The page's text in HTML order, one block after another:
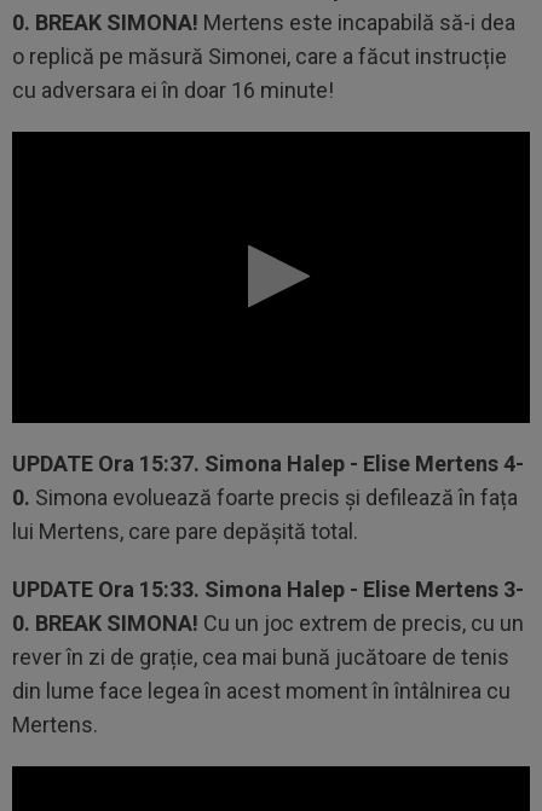
0. BREAK SIMONA! Mertens este incapabilă să-i dea
o replică pe măsură Simonei, care a făcut instrucție
cu adversara ei în doar 16 minute!
UPDATE Ora 15:37. Simona Halep - Elise Mertens 4-
0. Simona evoluează foarte precis și defilează în fața
lui Mertens, care pare depășită total.
UPDATE Ora 15:33. Simona Halep - Elise Mertens 3-
0. BREAK SIMONA! Cu un joc extrem de precis, cu un
rever în zi de grație, cea mai bună jucătoare de tenis
din lume face legea în acest moment în întâlnirea cu
Mertens.